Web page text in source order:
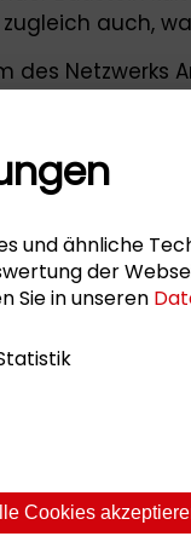
auch,
des
Beobachtungen
Sitemap
und ähnliche
der
Sie in unseren
Cookies